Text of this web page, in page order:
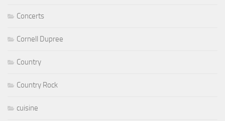
Concerts
Cornell Dupree
Country
Country Rock
cuisine